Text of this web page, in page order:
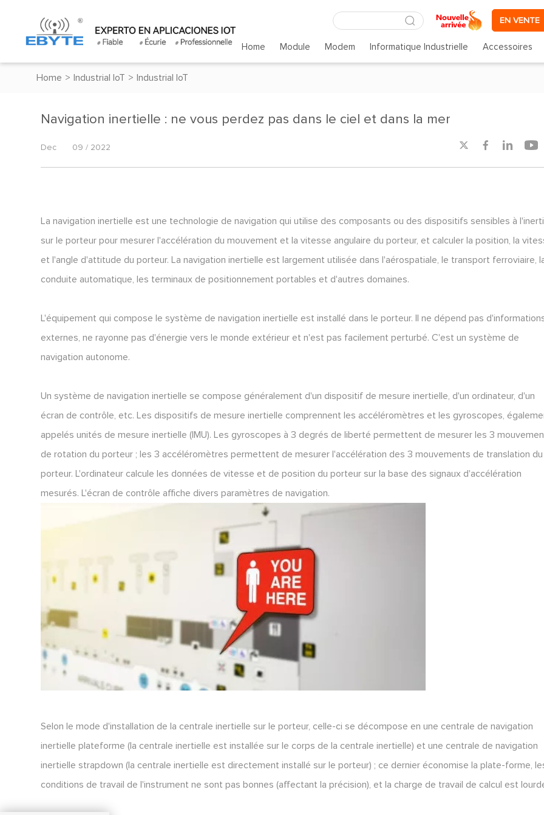
EN VENTE
Home Module Modem Informatique Industrielle Accessoires
Home > Industrial IoT > Industrial IoT
Navigation inertielle : ne vous perdez pas dans le ciel et dans la mer
Dec 09 / 2022    
La navigation inertielle est une technologie de navigation qui utilise des composants ou des dispositifs sensibles à
sur le porteur pour mesurer l'accélération du mouvement et la vitesse angulaire du porteur, et calculer la position, la
et l'angle d'attitude du porteur. La navigation inertielle est largement utilisée dans l'aérospatiale, le transport ferroviaire,
conduite automatique, les terminaux de positionnement portables et d'autres domaines.
L'équipement qui compose le système de navigation inertielle est installé dans le porteur. Il ne dépend pas
externes, ne rayonne pas d'énergie vers le monde extérieur et n'est pas facilement perturbé. C'est un système de
navigation autonome.
Un système de navigation inertielle se compose généralement d'un dispositif de mesure inertielle, d'un ordinateur, d'un
écran de contrôle, etc. Les dispositifs de mesure inertielle comprennent les accéléromètres et les gyroscopes,
appelés unités de mesure inertielle (IMU). Les gyroscopes à 3 degrés de liberté permettent de mesurer les 3
de rotation du porteur ; les 3 accéléromètres permettent de mesurer l'accélération des 3 mouvements de translation du
porteur. L'ordinateur calcule les données de vitesse et de position du porteur sur la base des signaux d'accélération
mesurés. L'écran de contrôle affiche divers paramètres de navigation.
Selon le mode d'installation de la centrale inertielle sur le porteur, celle-ci se décompose en une centrale de navigation
inertielle plateforme (la centrale inertielle est installée sur le corps de la centrale inertielle) et une centrale de navigation
inertielle strapdown (la centrale inertielle est directement installé sur le porteur) ; ce dernier économise la plate-forme,
conditions de travail de l'instrument ne sont pas bonnes (affectant la précision), et la charge de travail de calcul est